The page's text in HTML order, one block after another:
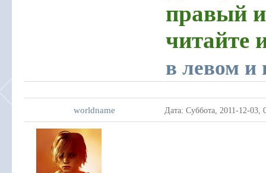
правый
читайте
в левом и
worldname Дата: Суббота, 2011-12-